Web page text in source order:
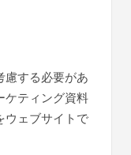
慮する必要があ
ケティング資料
ウェブサイトで